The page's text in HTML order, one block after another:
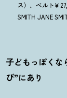
ス）、ベルト￥
SMITH JANE
子どもっぽくな
び”にあり